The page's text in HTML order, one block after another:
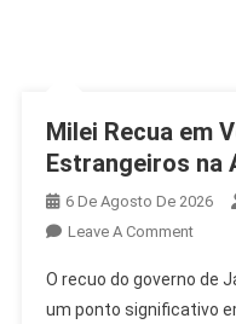
Milei Recua em
Estrangeiros na
6 De Agosto De 2026
Leave A CommentOn
Recua
Em
O recuo do governo de
um ponto significativo